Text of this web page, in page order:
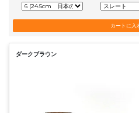
ダークブラウン